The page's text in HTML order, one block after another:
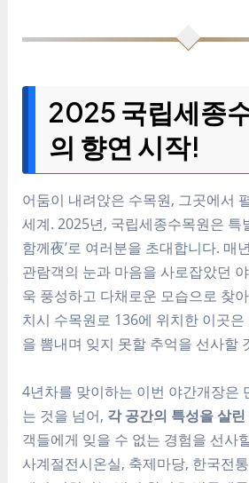
2025 국립세종
의 향연 시작!
어둠이 내려앉은 수목원, 그곳에서
세계. 2025년, 국립세종수목원은 특
함께夜’로 여러분을 초대합니다. 매
관람객의 눈과 마음을 사로잡았던
욱 풍성하고 다채로운 모습으로 찾
치시 수목원로 136에 위치한 이곳
을 뽐내며 잊지 못할 추억을 선사할
4년차를 맞이하는 이번 야간개장은
는 것을 넘어, 각 공간의 특성을 살
객들에게 잊을 수 없는 경험을 선사
사계절전시온실, 축제마당, 한국전